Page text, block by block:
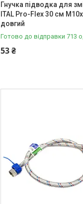
Гнучка підводка для
ITAL Pro-Flex 30 см
довгий
Готово до відправки 713
53 ₴